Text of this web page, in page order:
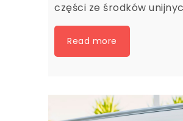
części ze środków
Read more